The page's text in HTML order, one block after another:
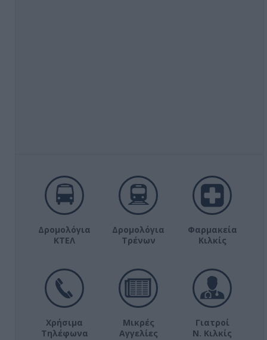
Δρομολόγια
ΚΤΕΛ
Δρομολόγια
Τρένων
Φαρμακεία
Κιλκίς
Χρήσιμα
Τηλέφωνα
Μικρές
Αγγελίες
Γιατροί
Ν. Κιλκίς